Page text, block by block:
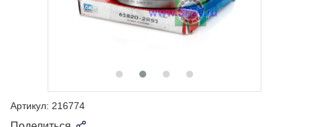
Артикул: 216774